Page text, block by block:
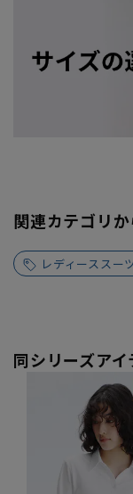
関連カテゴリ
レディーススー
同シリーズア